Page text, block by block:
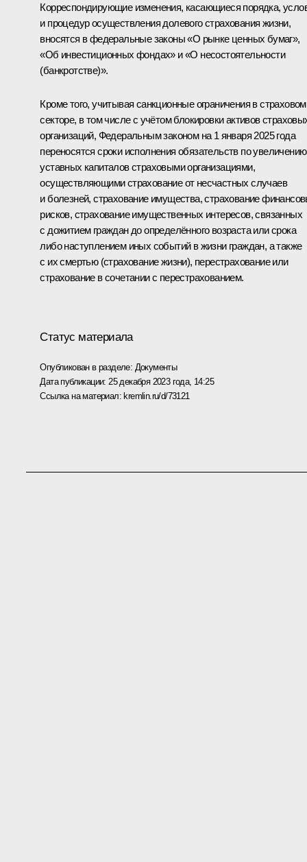
Корреспондирующие изменения, касающиеся порядка,
и процедур осуществления долевого страхования жизни,
вносятся в федеральные законы «О рынке ценных бумаг»,
«Об инвестиционных фондах» и «О несостоятельности
(банкротстве)».
Кроме того, учитывая санкционные ограничения в страховом
секторе, в том числе с учётом блокировки активов
организаций, Федеральным законом на 1 января 2025 года
переносятся сроки исполнения обязательств по увеличению
уставных капиталов страховыми организациями,
осуществляющими страхование от несчастных случаев
и болезней, страхование имущества, страхование
рисков, страхование имущественных интересов, связанных
с дожитием граждан до определённого возраста или срока
либо наступлением иных событий в жизни граждан, а также
с их смертью (страхование жизни), перестрахование или
страхование в сочетании с перестрахованием.
Статус материала
Опубликован в разделе: Документы
Дата публикации: 25 декабря 2023 года, 14:25
Ссылка на материал: kremlin.ru/d/73121